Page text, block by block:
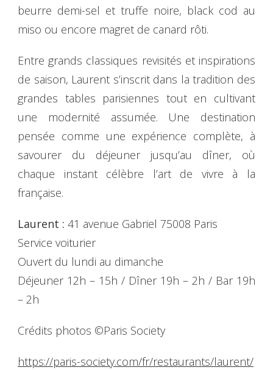
beurre demi-sel et truffe noire, black cod au
miso ou encore magret de canard rôti.
Entre grands classiques revisités et inspirations
de saison, Laurent s’inscrit dans la tradition des
grandes tables parisiennes tout en cultivant
une modernité assumée. Une destination
pensée comme une expérience complète, à
savourer du déjeuner jusqu’au dîner, où
chaque instant célèbre l’art de vivre à la
française.
Laurent : 41 avenue Gabriel 75008 Paris
Service voiturier
Ouvert du lundi au dimanche
Déjeuner 12h – 15h / Dîner 19h – 2h / Bar 19h
– 2h
Crédits photos ©Paris Society
https://paris-society.com/fr/restaurants/laurent/